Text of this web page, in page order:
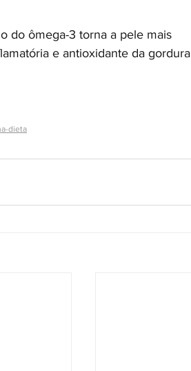
do ômega-3 torna a pele mais
e antioxidante da gordura
dieta